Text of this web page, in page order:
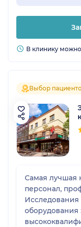
В клинику
Выбор
Самая лучшая
персонал,
оборудования